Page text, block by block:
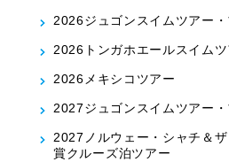
2026ジュゴンスイムツアー
2026トンガホエールスイムツ
2026メキシコツアー
2027ジュゴンスイムツアー
2027ノルウェー・シャチ＆
賞クルーズ泊ツアー